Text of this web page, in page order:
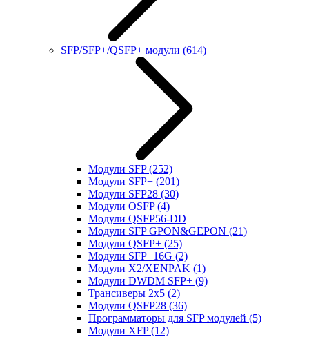
SFP/SFP+/QSFP+ модули (614)
Модули SFP(252)
Модули SFP+ (201)
Модули SFP28 (30)
Модули OSFP(4)
Модули QSFP56-DD
Модули SFP GPON&GEPON (21)
Модули QSFP+ (25)
Модули SFP+16G (2)
Модули X2/XENPAK (1)
Модули DWDM SFP+ (9)
Трансиверы 2x5 (2)
Модули QSFP28 (36)
Программаторы для SFP модулей (5)
Модули XFP(12)